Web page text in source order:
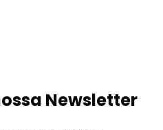
Newsletter